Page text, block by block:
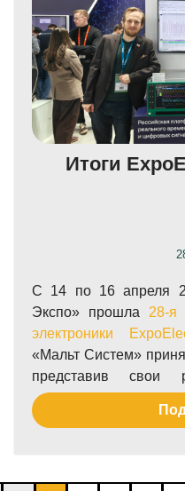
Итоги
С 14 по 16 апреля
Экспо» прошла 28-я
электроники
«Мальт Систем»
представив свои
компаний-
оборудование